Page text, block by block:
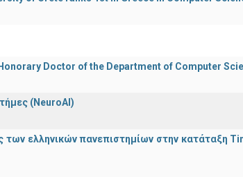
Doctor of the Department of Computer
(NeuroAI)
των ελληνικών πανεπιστημίων στην κατάταξη